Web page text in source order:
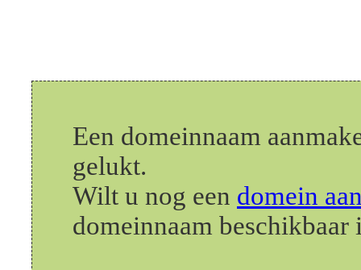
Een domeinnaam
gelukt.
Wilt u nog een domein
domeinnaam beschikbaar